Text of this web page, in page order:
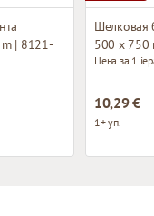
| 8121-
Шелковая
500 x 750
Цена за 1
10,29 €
1+ уп.